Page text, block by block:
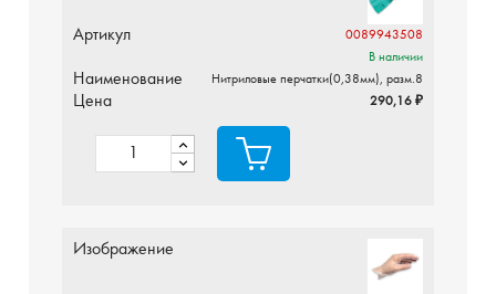
Артикул
0089943508
В наличии
Наименование Нитриловые перчатки(0,38мм), разм.8
Цена 290,16 ₽
Изображение